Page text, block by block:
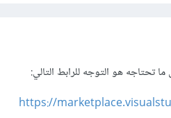
تحتاجه هو التوجه للرابط التالي:
https://